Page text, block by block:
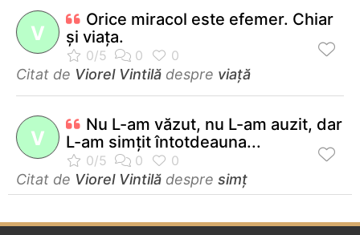
V
Orice miracol este efemer. Chiar
şi viaţa.
Citat de Viorel Vintilă despre viață
V
Nu L-am văzut, nu L-am auzit, dar
L-am simţit întotdeauna...
Citat de Viorel Vintilă despre simț